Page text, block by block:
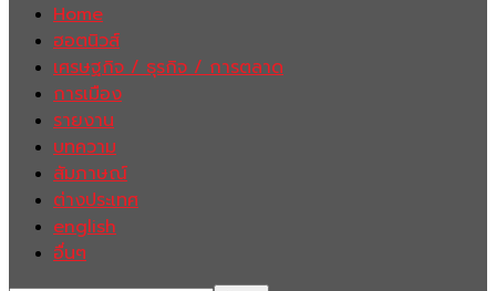
Home
ฮอตนิวส์
เศรษฐกิจ / ธุรกิจ / การตลาด
การเมือง
รายงาน
บทความ
สัมภาษณ์
ต่างประเทศ
english
อื่นๆ